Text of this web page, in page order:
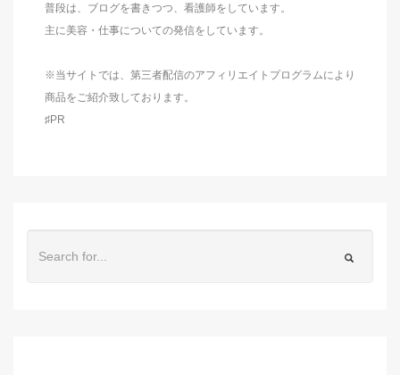
普段は、ブログを書きつつ、看護師をしています。
主に美容・仕事についての発信をしています。
※当サイトでは、第三者配信のアフィリエイトプログラムにより
商品をご紹介致しております。
♯PR